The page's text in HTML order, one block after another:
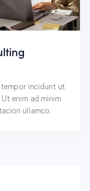
incidunt ut
enim ad minim
ullamco.